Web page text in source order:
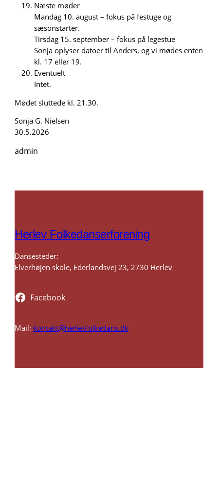
Næste møder
Mandag 10. august – fokus på festuge og
sæsonstarter.
Tirsdag 15. september – fokus på legestue
Sonja oplyser datoer til Anders, og vi mødes enten
kl. 17 eller 19.
Eventuelt
Intet.
Mødet sluttede kl. 21.30.
Sonja G. Nielsen
30.5.2026
admin
Herlev Folkedanserforening
Dansesteder:
Elverhøjen skole, Ederlandsvej 23, 2730 Herlev
Facebook
Mail: kontakt@herlevfolkedans.dk